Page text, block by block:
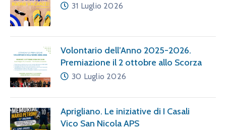
31 Luglio 2026
Volontario dell’Anno 2025-2026.
Premiazione il 2 ottobre allo Scorza
30 Luglio 2026
Aprigliano. Le iniziative di I Casali
Vico San Nicola APS